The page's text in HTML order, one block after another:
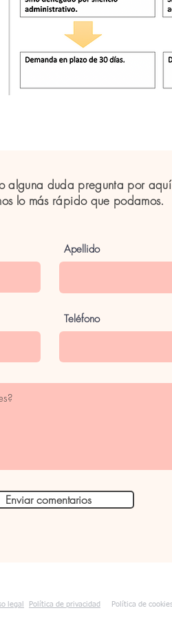
alguna duda pregunta por
lo más rápido que podamos.
Apellido
Teléfono
Enviar comentarios
legal Política de privacidad Política de